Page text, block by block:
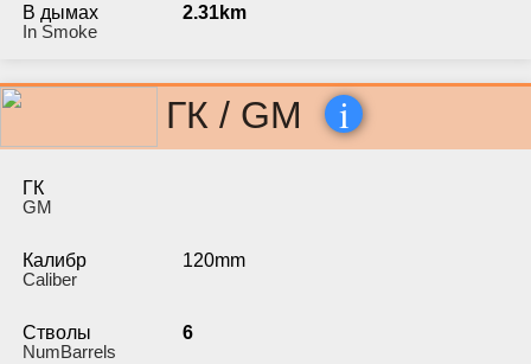
В дымах
In Smoke
2.31km
ГК / GM i
ГК
GM
Калибр
Caliber
120mm
Стволы
NumBarrels
6